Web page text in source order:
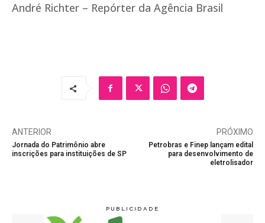
André Richter – Repórter da Agência Brasil
ANTERIOR
Jornada do Patrimônio abre
inscrições para instituições de SP
PRÓXIMO
Petrobras e Finep lançam edital
para desenvolvimento de
eletrolisador